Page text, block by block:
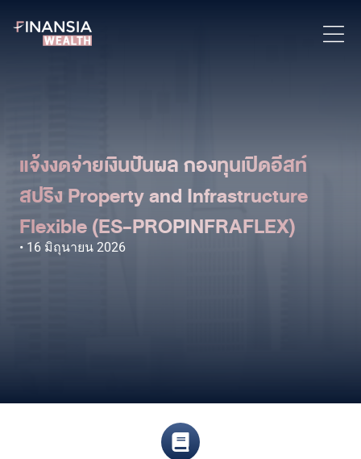
แจ้งงดจ่ายเงินปันผล กองทุนเปิดอีสท์
สปริง Property and Infrastructure
Flexible (ES-PROPINFRAFLEX)
16 มิถุนายน 2026